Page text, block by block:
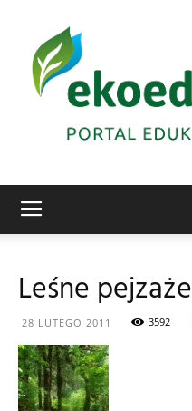
Leśne pejzaże
28 LUTEGO 2011 3592